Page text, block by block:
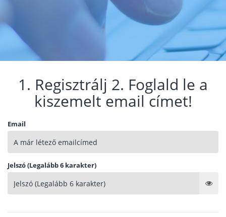
1. Regisztrálj 2. Foglald le a
kiszemelt email címet!
Email
Jelszó (Legalább 6 karakter)